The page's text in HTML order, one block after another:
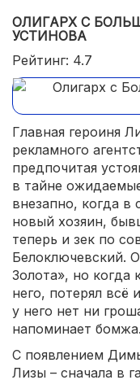
ОЛИГАРХ С
УСТИНОВА
Рейтинг: 4.7
Главная героиня
рекламного
предпочитая
в тайне
внезапно, когда
новый хозяин,
теперь и зек по
Белоключевский.
Золота», но когда
него, потерял всё
у него нет ни
напоминает бомжа.
С появлением
Лизы – сначала в